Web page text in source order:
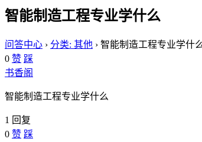
智能制造工程专业学什么
问答中心 › 分类: 其他 › 智能制造工程专业学什
0 赞 踩
书香阁
智能制造工程专业学什么
1 回复
0 赞 踩